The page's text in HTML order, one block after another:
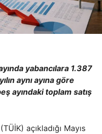
yabancılara 1.387
aynı ayına göre
ayındaki toplam satış
açıkladığı Mayıs